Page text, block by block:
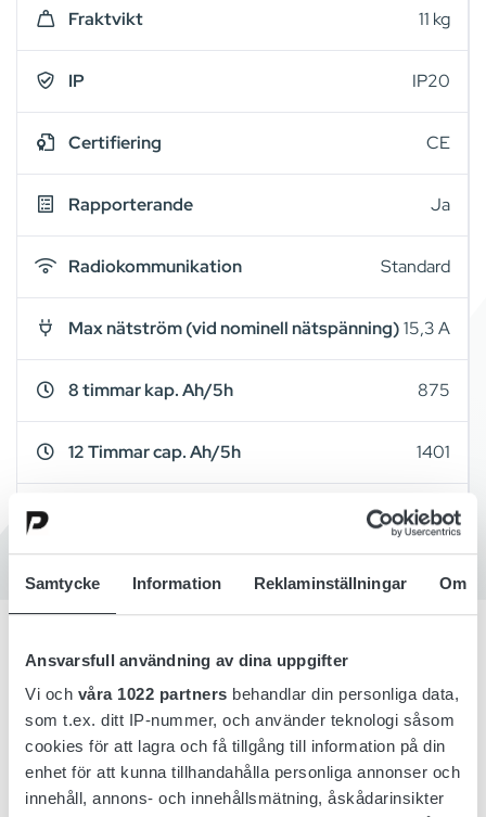
Samtycke Information Reklaminställningar Om
Ansvarsfull användning av dina uppgifter
Vi och våra 1022 partners behandlar din personliga data,
som t.ex. ditt IP-nummer, och använder teknologi såsom
cookies för att lagra och få tillgång till information på din
enhet för att kunna tillhandahålla personliga annonser och
innehåll, annons- och innehållsmätning, åskådarinsikter
Fraktvikt 11 kg
IP IP20
Certifiering CE
Rapporterande Ja
Radiokommunikation Standard
Max nätström (vid nominell nätspänning)15,3 A
8 timmar kap. Ah/5h 875
12 Timmar cap. Ah/5h 1401
A16
Översikt
Detaljer
Tillbehör